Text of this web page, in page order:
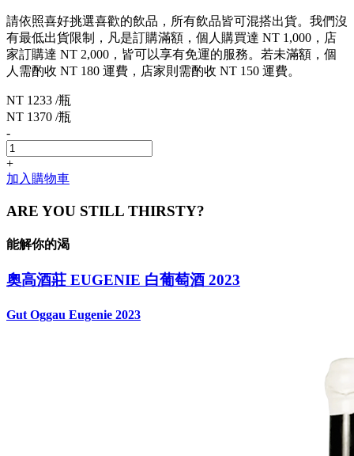
請依照喜好挑選喜歡的飲品，所有飲品皆可混搭出貨。我們沒
有最低出貨限制，凡是訂購滿額，個人購買達 NT 1,000，店
家訂購達 NT 2,000，皆可以享有免運的服務。若未滿額，個
人需酌收 NT 180 運費，店家則需酌收 NT 150 運費。
NT 1233 /瓶
NT 1370 /瓶
-
+
加入購物車
ARE YOU STILL THIRSTY?
能解你的渴
奧高酒莊 EUGENIE 白葡萄酒 2023
Gut Oggau Eugenie 2023